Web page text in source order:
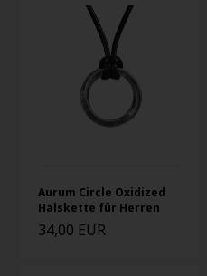
Aurum Circle Oxidized
Halskette für Herren
34,00 EUR